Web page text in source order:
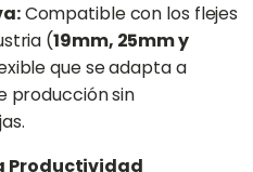
Compatible con los flejes
(19mm, 25mm y
que se adapta a
producción sin
Productividad